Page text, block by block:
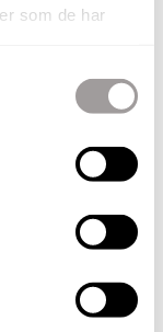
som de har